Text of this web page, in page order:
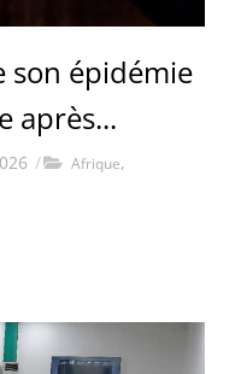
son épidémie
après...
/ Afrique,